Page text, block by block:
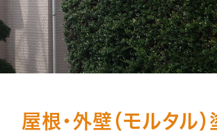
根・外壁（モルタル